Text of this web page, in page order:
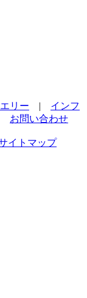
リー | インフ
お問い合わせ
イトマップ